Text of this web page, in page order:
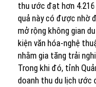
thu ước đạt hơn
quả này có được nhờ
mở rộng không gian
kiện văn hóa-nghệ
nhằm gia tăng trải
Trong khi đó, tỉnh
doanh thu du lịch ước